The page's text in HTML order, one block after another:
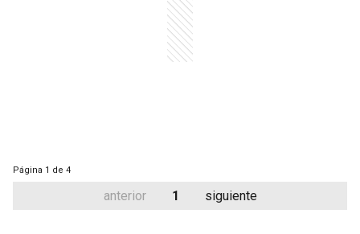
Página 1 de 4
anterior 1 siguiente